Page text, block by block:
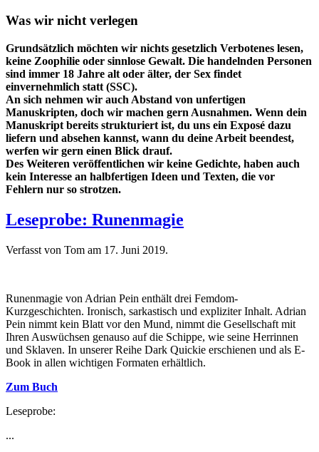
Was wir nicht verlegen
Grundsätzlich möchten wir nichts gesetzlich Verbotenes lesen,
keine Zoophilie oder sinnlose Gewalt. Die handelnden Personen
sind immer 18 Jahre alt oder älter, der Sex findet
einvernehmlich statt (SSC).
An sich nehmen wir auch Abstand von unfertigen
Manuskripten, doch wir machen gern Ausnahmen. Wenn dein
Manuskript bereits strukturiert ist, du uns ein Exposé dazu
liefern und absehen kannst, wann du deine Arbeit beendest,
werfen wir gern einen Blick drauf.
Des Weiteren veröffentlichen wir keine Gedichte, haben auch
kein Interesse an halbfertigen Ideen und Texten, die vor
Fehlern nur so strotzen.
Leseprobe: Runenmagie
Verfasst von Tom am 17. Juni 2019.
Runenmagie von Adrian Pein enthält drei Femdom-
Kurzgeschichten. Ironisch, sarkastisch und expliziter Inhalt. Adrian
Pein nimmt kein Blatt vor den Mund, nimmt die Gesellschaft mit
Ihren Auswüchsen genauso auf die Schippe, wie seine Herrinnen
und Sklaven. In unserer Reihe Dark Quickie erschienen und als E-
Book in allen wichtigen Formaten erhältlich.
Zum Buch
Leseprobe:
...